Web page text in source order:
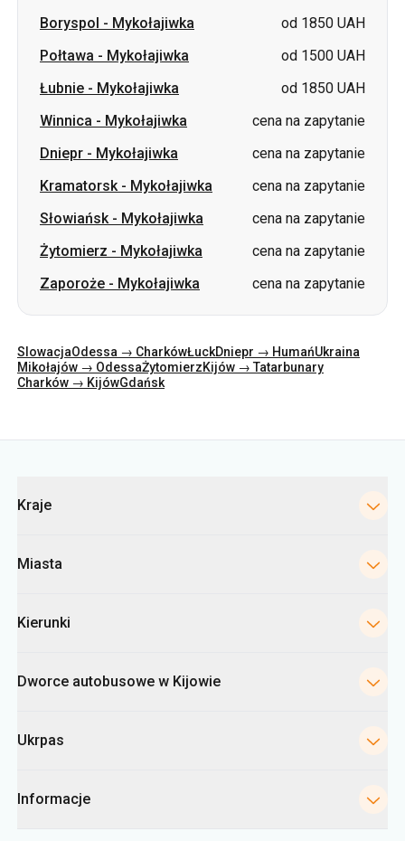
Boryspol - Mykołajiwka
od 1850 UAH
Połtawa - Mykołajiwka
od 1500 UAH
Łubnie - Mykołajiwka
od 1850 UAH
Winnica - Mykołajiwka
cena na zapytanie
Dniepr - Mykołajiwka
cena na zapytanie
Kramatorsk- Mykołajiwka
cena na zapytanie
Słowiańsk- Mykołajiwka
cena na zapytanie
Żytomierz - Mykołajiwka
cena na zapytanie
Zaporoże - Mykołajiwka cena na zapytanie
SlowacjaOdessa → CharkówŁuckDniepr → HumańUkraina
Mikołajów → OdessaŻytomierzKijów → Tatarbunary
Charków → KijówGdańsk
Kraje
Miasta
Kierunki
Dworce autobusowe w Kijowie
Ukrpas
Informacje